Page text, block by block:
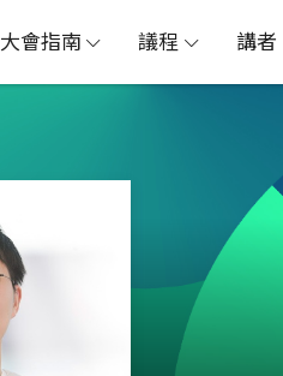
大會指南 議程 講者